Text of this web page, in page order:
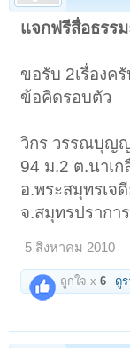
แจกฟรีสื่อธรรม
ขอรับ 2เรื่องค
ข้อคิดรอบตัว
วิกร วรรณบุญ
94 ม.2 ต.นาเก
อ.พระสมุทรเจ
จ.สมุทรปรากา
5 สิงหาคม 2010
ถูกใจ x6 ดู